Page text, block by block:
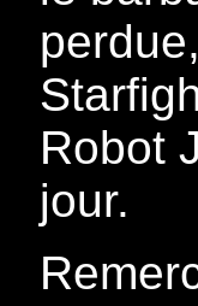
Robot
jour.